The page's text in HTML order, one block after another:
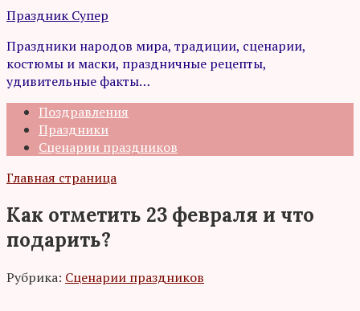
Перейти
контенту
Праздник Супер
Праздники народов мира, традиции, сценарии,
костюмы и маски, праздничные рецепты,
удивительные факты…
Поздравления
Праздники
Сценарии праздников
Главная страница
Как отметить 23 февраля и что
подарить?
Рубрика: Сценарии праздников